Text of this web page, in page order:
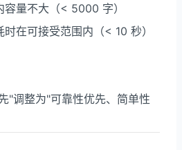
容量不大（< 5000 字）
在可接受范围内（< 10 秒）
"调整为"可靠性优先、简单性